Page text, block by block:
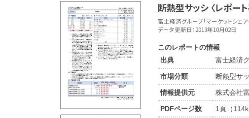
断熱型サッシ 〈レポー
富士経済グループ「マーケットシェア
データ更新日：2013年10月02日
このレポートの情報
出典
富士経済
市場分類 断熱型サ
情報提供元 株式会社
PDFページ数 1頁（